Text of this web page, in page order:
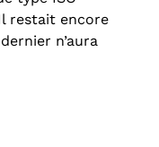
restait encore
n’aura